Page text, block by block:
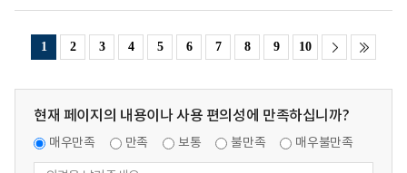
1 2 3 4 5 6 7 8 9 10
현재 페이지의 내용이나 사용 편의성에 만족하십니까?
매우만족 만족 보통 불만족 매우불만족